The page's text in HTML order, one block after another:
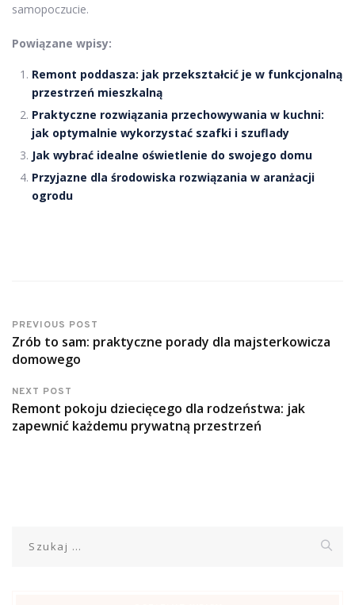
samopoczucie.
Powiązane wpisy:
Remont poddasza: jak przekształcić je w funkcjonalną
przestrzeń mieszkalną
Praktyczne rozwiązania przechowywania w kuchni:
jak optymalnie wykorzystać szafki i szuflady
Jak wybrać idealne oświetlenie do swojego domu
Przyjazne dla środowiska rozwiązania w aranżacji
ogrodu
PREVIOUS POST
Zrób to sam: praktyczne porady dla majsterkowicza
domowego
NEXT POST
Remont pokoju dziecięcego dla rodzeństwa: jak
zapewnić każdemu prywatną przestrzeń